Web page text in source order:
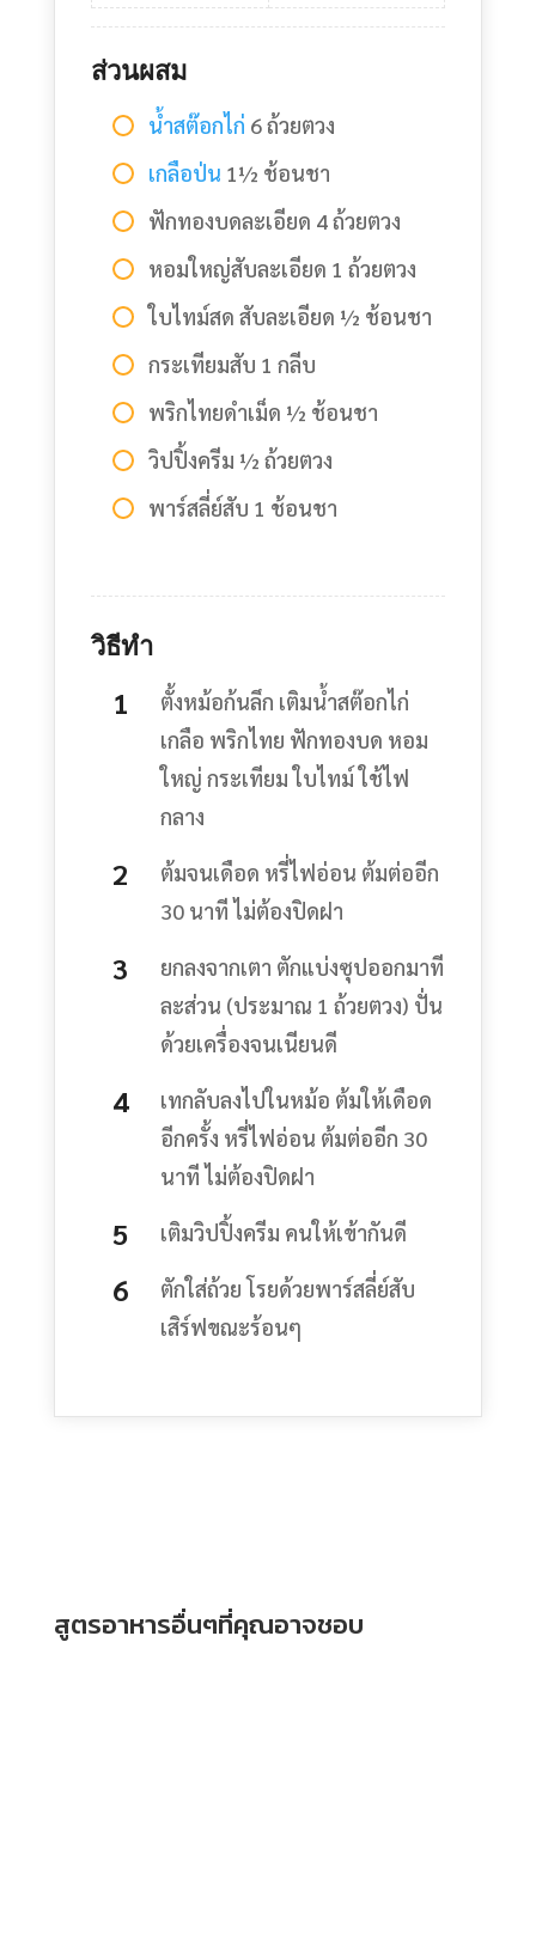
ส่วนผสม
น้ำสต๊อกไก่ 6 ถ้วยตวง
เกลือป่น 1½ ช้อนชา
ฟักทองบดละเอียด 4 ถ้วยตวง
หอมใหญ่สับละเอียด 1 ถ้วยตวง
ใบไทม์สด สับละเอียด ½ ช้อนชา
กระเทียมสับ 1 กลีบ
พริกไทยดำเม็ด ½ ช้อนชา
วิปปิ้งครีม ½ ถ้วยตวง
พาร์สลี่ย์สับ 1 ช้อนชา
วิธีทำ
ตั้งหม้อก้นลึก เติมน้ำสต๊อกไก่
เกลือ พริกไทย ฟักทองบด หอม
ใหญ่ กระเทียม ใบไทม์ ใช้ไฟ
กลาง
ต้มจนเดือด หรี่ไฟอ่อน ต้มต่ออีก
30 นาที ไม่ต้องปิดฝา
ยกลงจากเตา ตักแบ่งซุปออกมาที
ละส่วน (ประมาณ 1 ถ้วยตวง) ปั่น
ด้วยเครื่องจนเนียนดี
เทกลับลงไปในหม้อ ต้มให้เดือด
อีกครั้ง หรี่ไฟอ่อน ต้มต่ออีก 30
นาที ไม่ต้องปิดฝา
เติมวิปปิ้งครีม คนให้เข้ากันดี
ตักใส่ถ้วย โรยด้วยพาร์สลี่ย์สับ
เสิร์ฟขณะร้อนๆ
สูตรอาหารอื่นๆที่คุณอาจชอบ